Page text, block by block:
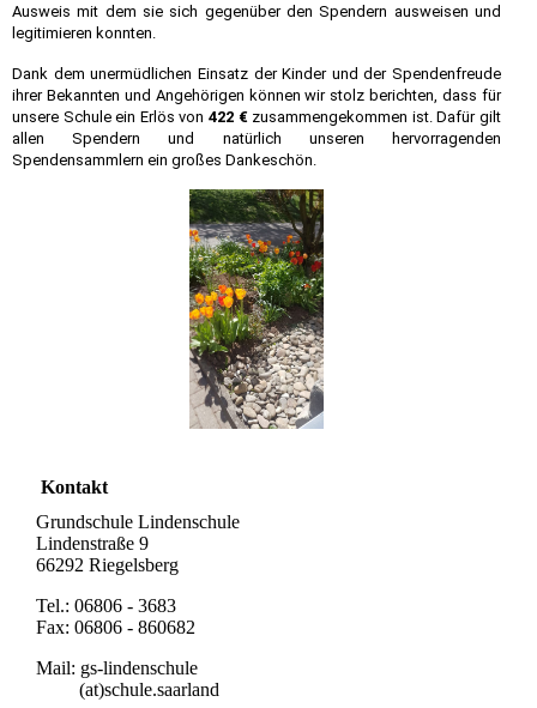
Ausweis mit dem sie sich gegenüber den Spendern ausweisen und
legitimieren konnten.
Dank dem unermüdlichen Einsatz der Kinder und der Spendenfreude
ihrer Bekannten und Angehörigen können wir stolz berichten, dass für
unsere Schule ein Erlös von 422 € zusammengekommen ist. Dafür gilt
allen Spendern und natürlich unseren hervorragenden
Spendensammlern ein großes Dankeschön.
Kontakt
Grundschule Lindenschule
Lindenstraße 9
66292 Riegelsberg
Tel.: 06806 - 3683
Fax: 06806 - 860682
Mail: gs-lindenschule
(at)schule.saarland